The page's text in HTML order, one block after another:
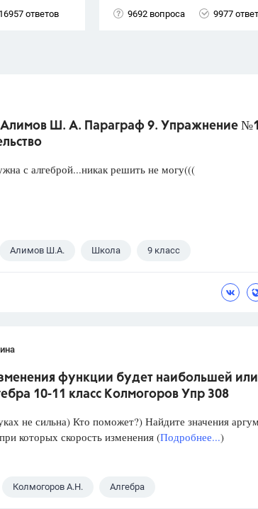
16957 ответов 9692 вопроса 9977
Алимов Ш. А. Параграф 9. Упражнение
с алгеброй...никак решить не могу(((
Алимов Ш.А. Школа 9 класс
функции будет наибольшей или
10-11 класс Колмогоров Упр 308
не сильна) Кто поможет?) Найдите значения
которых скорость изменения (Подробнее...)
Колмогоров А.Н. Алгебра